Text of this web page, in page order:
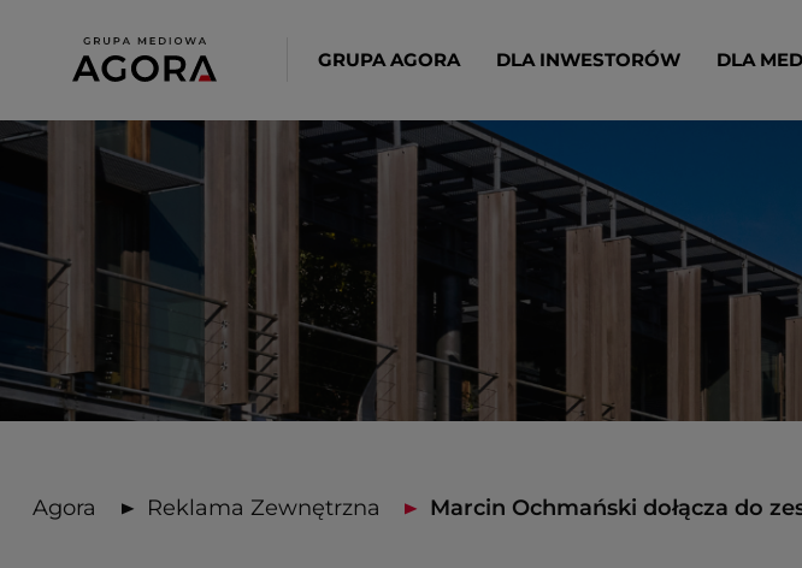
GRUPA AGORA DLA INWESTORÓW DLA
Agora Reklama Zewnętrzna Marcin Ochmański dołącza do